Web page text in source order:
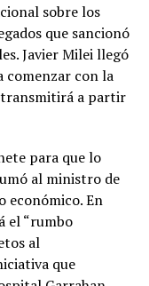
sobre los
que sancionó
Javier Milei llegó
comenzar con la
transmitirá a partir
para que lo
al ministro de
económico. En
el “rumbo
al
que